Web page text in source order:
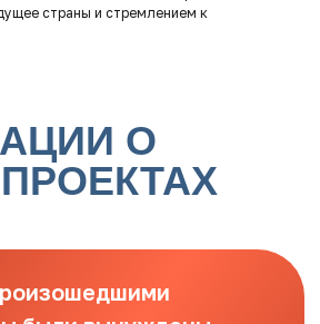
страны и стремлением к
Это было